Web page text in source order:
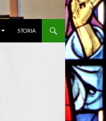
STORIA